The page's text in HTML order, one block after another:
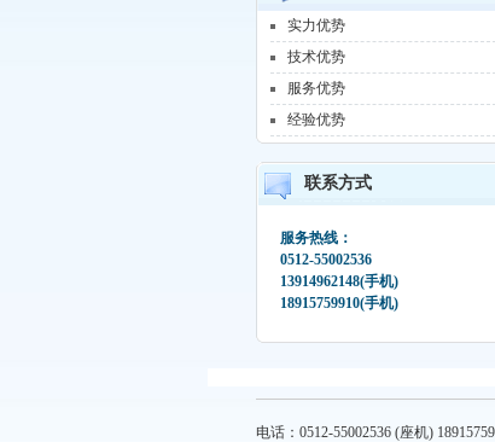
实力优势
技术优势
服务优势
经验优势
联系方式
服务热线：
0512-55002536
13914962148(手机)
18915759910(手机)
电话：0512-55002536 (座机)